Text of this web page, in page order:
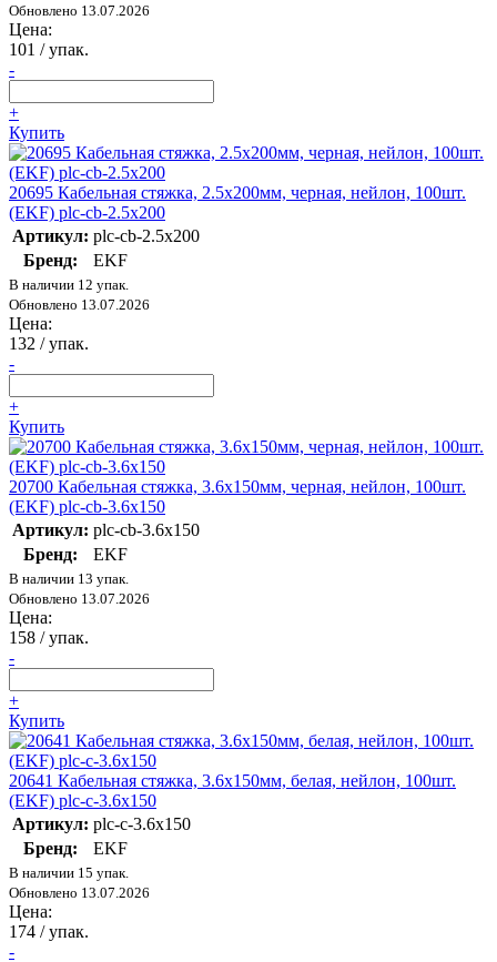
Обновлено 13.07.2026
Цена:
101 / упак.
-
+
Купить
20695 Кабельная стяжка, 2.5х200мм, черная, нейлон, 100шт.
(EKF) plc-cb-2.5x200
Артикул: plc-cb-2.5x200
Бренд:
EKF
В наличии 12 упак.
Обновлено 13.07.2026
Цена:
132 / упак.
-
+
Купить
20700 Кабельная стяжка, 3.6х150мм, черная, нейлон, 100шт.
(EKF) plc-cb-3.6x150
Артикул: plc-cb-3.6x150
Бренд:
EKF
В наличии 13 упак.
Обновлено 13.07.2026
Цена:
158 / упак.
-
+
Купить
20641 Кабельная стяжка, 3.6х150мм, белая, нейлон, 100шт.
(EKF) plc-c-3.6x150
Артикул: plc-c-3.6x150
Бренд:
EKF
В наличии 15 упак.
Обновлено 13.07.2026
Цена:
174 / упак.
-